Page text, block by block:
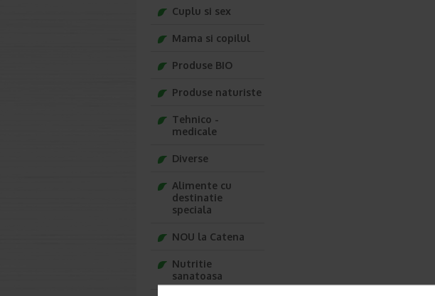
Cuplu si sex
Mama si copilul
Produse BIO
Produse naturiste
Tehnico -
medicale
Diverse
Alimente cu
destinatie
speciala
NOU la Catena
Nutritie
sanatoasa